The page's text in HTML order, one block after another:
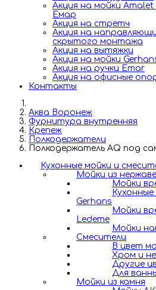
Акция на мойки Amalet
Емар
Акция на стретч
Акция на
скрытого монтажа
Акция на вытяжки
Акция на мойки
Акция на ручки Emar
Акция на офисные
Контакты
Аква Воронеж
Фурнитура внутренняя
Крепеж
Полкодержатели
Полкодержатель AQ под
Кухонные мойки и
Мойки из
Мойки
Gerhans
Мойки
Ledeme
Мойки
Смесители
В цвет
Хром и
Другие
Для
Мойки из камня